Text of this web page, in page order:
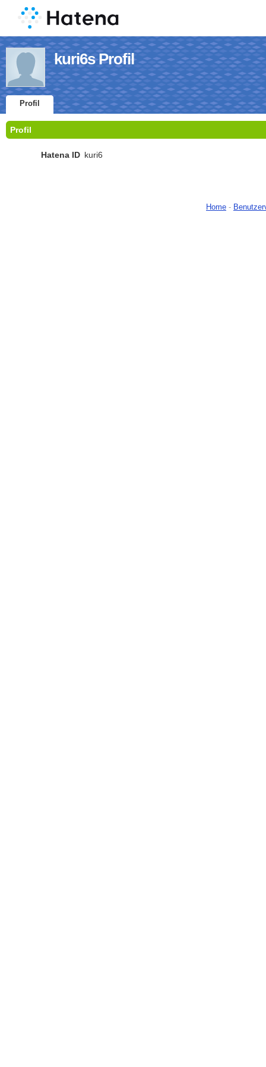
kuri6s Profil
Profil
Profil
Hatena ID kuri6
Home -